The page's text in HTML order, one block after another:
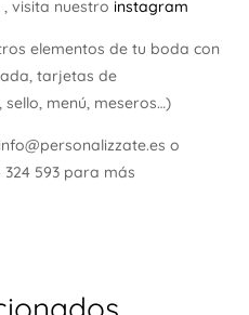
visita nuestro instagram
elementos de tu boda con
tarjetas de
menú, meseros…)
o
593 para más